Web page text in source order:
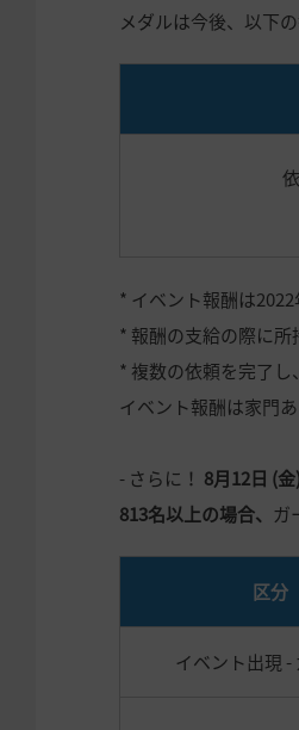
メダルは今後、以下
* イベント報酬は
* 報酬の支給の際に所
* 複数の依頼を完了し
イベント報酬は家門
- さらに！ 8月12日 (
813名以上の場合、 ガ
区分
イベント出現 -